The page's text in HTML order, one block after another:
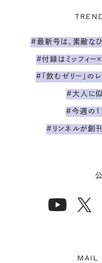
#最新号は、素敵なひ
#付録はミッフィー
#「飲むゼリー」の
#大人に似
#今週の
#リンネルが創
MAIL